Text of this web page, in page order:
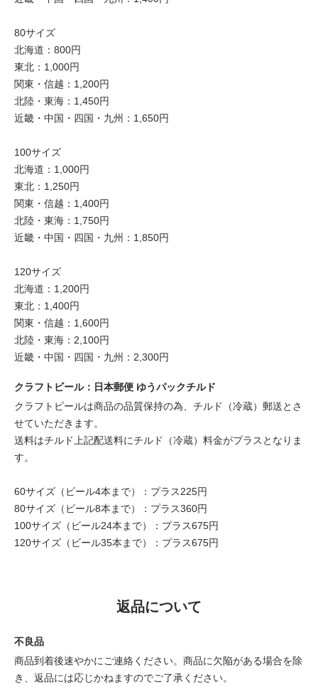
80サイズ
北海道：800円
東北：1,000円
関東・信越：1,200円
北陸・東海：1,450円
近畿・中国・四国・九州：1,650円
100サイズ
北海道：1,000円
東北：1,250円
関東・信越：1,400円
北陸・東海：1,750円
近畿・中国・四国・九州：1,850円
120サイズ
北海道：1,200円
東北：1,400円
関東・信越：1,600円
北陸・東海：2,100円
近畿・中国・四国・九州：2,300円
クラフトビール：日本郵便 ゆうパックチルド
クラフトビールは商品の品質保持の為、チルド（冷蔵）郵送とさ
せていただきます。
送料はチルド上記配送料にチルド（冷蔵）料金がプラスとなりま
す。
60サイズ（ビール4本まで）：プラス225円
80サイズ（ビール8本まで）：プラス360円
100サイズ（ビール24本まで）：プラス675円
120サイズ（ビール35本まで）：プラス675円
返品について
不良品
商品到着後速やかにご連絡ください。商品に欠陥がある場合を除
き、返品には応じかねますのでご了承ください。